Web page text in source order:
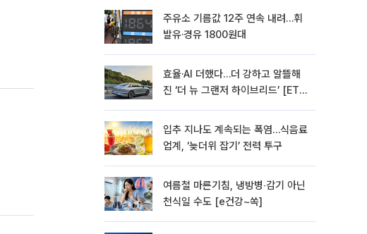
주유소 기름값 12주 연속 내려…휘
발유·경유 1800원대
효율·AI 더했다…더 강하고 알뜰해
진 ‘더 뉴 그랜저 하이브리드’ [ET의
입추 지나도 계속되는 폭염…식음료
업계, ‘늦더위 잡기’ 전력 투구
여름철 마른기침, 냉방병‧감기 아닌
천식일 수도 [e건강~쏙]